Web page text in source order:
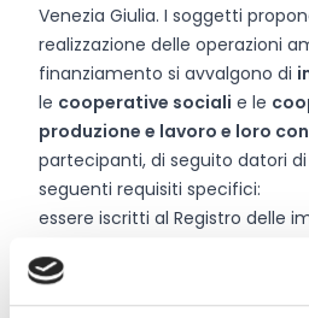
Venezia Giulia. I soggetti
realizzazione delle operazioni
finanziamento si avvalgono di
le cooperative sociali e le
produzione e lavoro e loro
partecipanti, di seguito datori di
seguenti requisiti specifici:
essere iscritti al Registro delle
o unità locale sul territorio
se cooperative o consorzi di